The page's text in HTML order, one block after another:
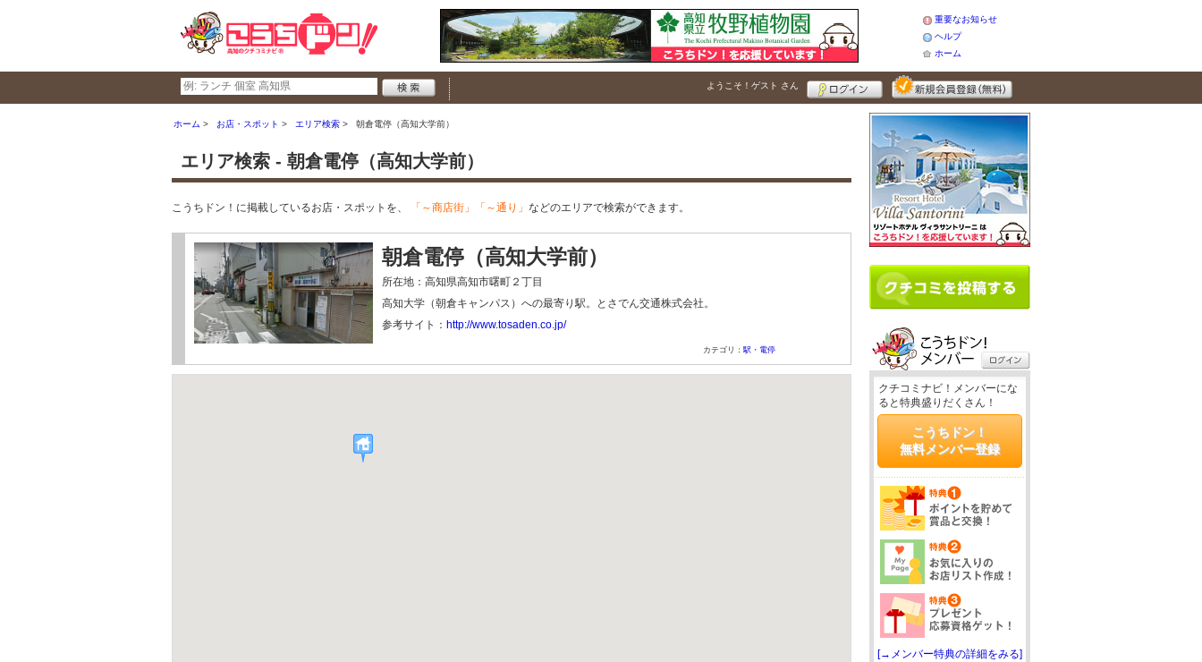
重要なお知らせ
ヘルプ
ホーム
ようこそ！ ゲスト さん
ホーム お店・スポット エリア検索 朝倉電停（高知大学前）
エリア検索 - 朝倉電停（高知大学前）
こうちドン！に掲載しているお店・スポットを、 「～商店街」「～通り」 などのエリアで検索ができます。
朝倉電停（高知大学前）
所在地：高知県高知市曙町２丁目
高知大学（朝倉キャンパス）への最寄り駅。とさでん交通株式会社。
参考サイト： http://www.tosaden.co.jp/
カテゴリ： 駅・電停
クチコミナビ！メンバーにな
ると特典盛りだくさん！
こうちドン！
無料メンバー登録
[→メンバー特典の詳細をみる]